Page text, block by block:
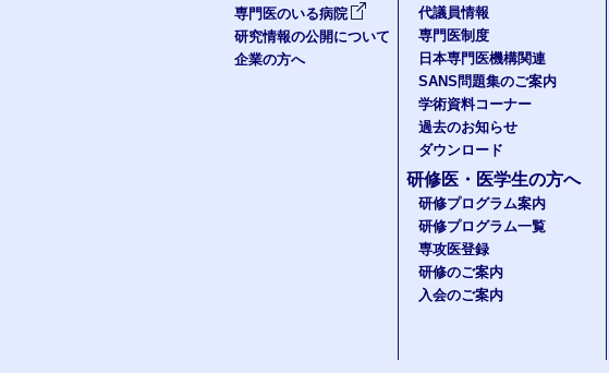
専門医のいる病院
研究情報の公開について
企業の方へ
代議員情報
専門医制度
日本専門医機構関連
SANS問題集のご案内
学術資料コーナー
過去のお知らせ
ダウンロード
研修医・医学生の方へ
研修プログラム案内
研修プログラム一覧
専攻医登録
研修のご案内
入会のご案内